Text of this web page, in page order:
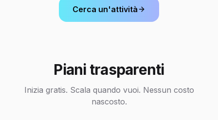
Cerca un'attività
Piani trasparenti
Inizia gratis. Scala quando vuoi. Nessun costo
nascosto.